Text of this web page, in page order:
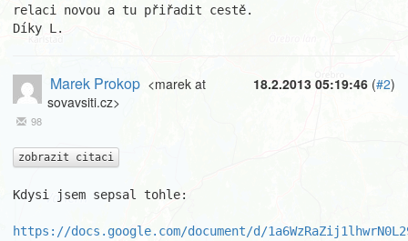
relaci novou a tu přiřadit cestě.
Díky L.
18.2.2013 05:19:46 (#2)
Marek Prokop <marek at
sovavsiti.cz>
98
zobrazit citaci
Kdysi jsem sepsal tohle:
https://docs.google.com/document/d/